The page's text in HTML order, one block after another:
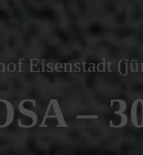
Eisenstadt
–